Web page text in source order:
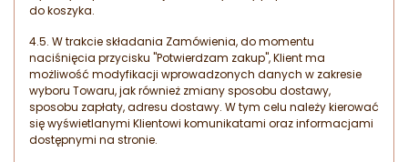
do koszyka.
4.5. W trakcie składania Zamówienia, do momentu
naciśnięcia przycisku "Potwierdzam zakup", Klient ma
możliwość modyfikacji wprowadzonych danych w zakresie
wyboru Towaru, jak również zmiany sposobu dostawy,
sposobu zapłaty, adresu dostawy. W tym celu należy kierować
się wyświetlanymi Klientowi komunikatami oraz informacjami
dostępnymi na stronie.